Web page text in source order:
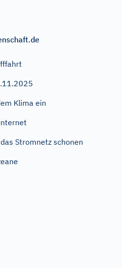
Klima ein
Stromnetz schonen